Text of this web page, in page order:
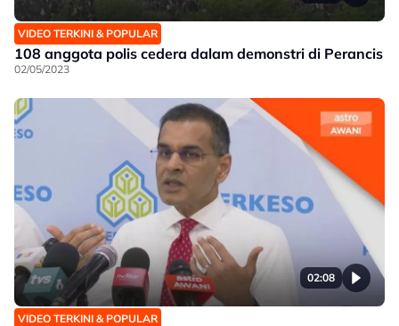
VIDEO TERKINI & POPULAR
108 anggota polis cedera dalam demonstri di Perancis
02/05/2023
02:08
VIDEO TERKINI & POPULAR